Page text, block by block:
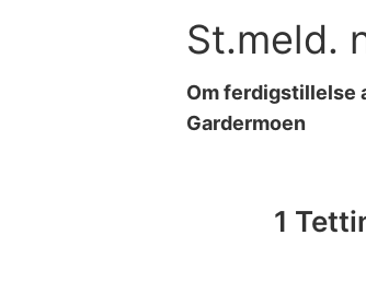
St.meld.
Om ferdigstillelse
Gardermoen
1